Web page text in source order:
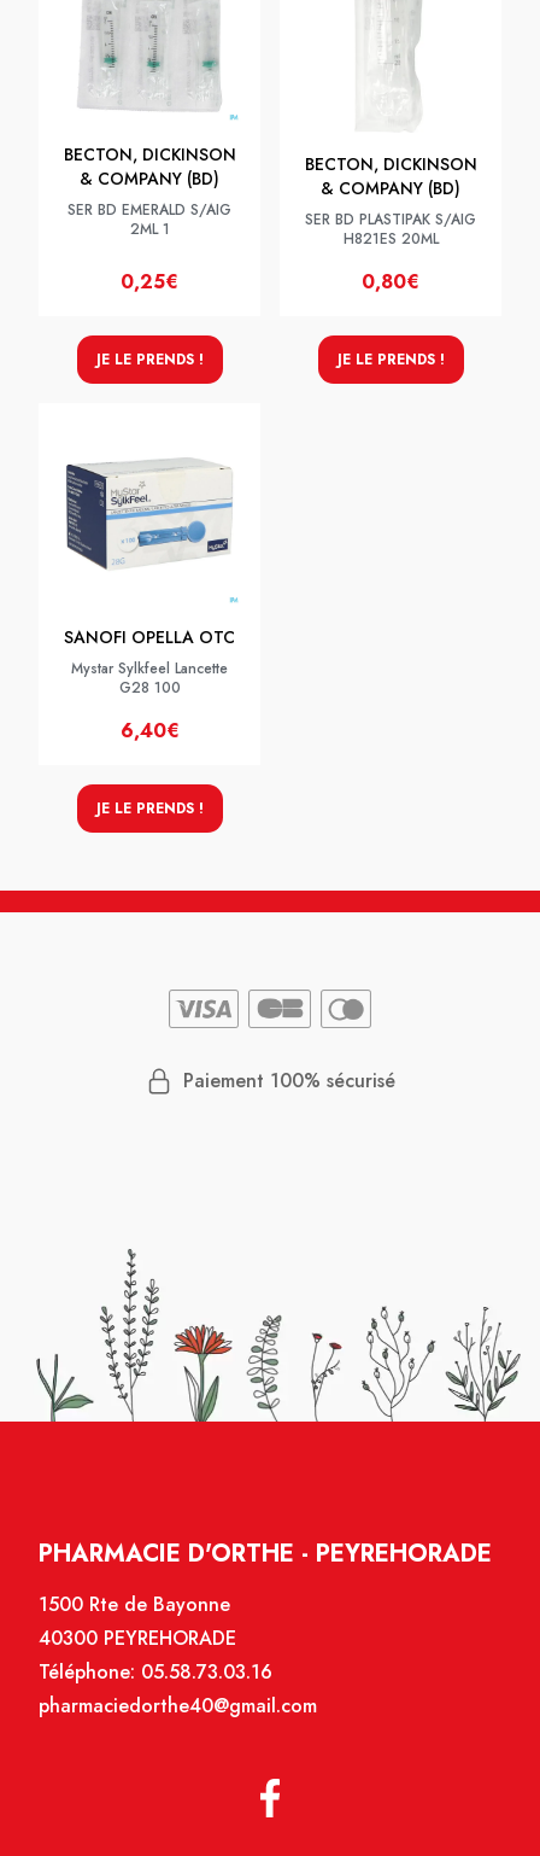
BECTON, DICKINSON
& COMPANY (BD)
SER BD EMERALD S/AIG
2ML 1
0,25€
JE LE PRENDS !
BECTON, DICKINSON
& COMPANY (BD)
SER BD PLASTIPAK S/AIG
H821ES 20ML
0,80€
JE LE PRENDS !
SANOFI OPELLA OTC
Mystar Sylkfeel Lancette
G28 100
6,40€
JE LE PRENDS !
Paiement 100% sécurisé
PHARMACIE D'ORTHE - PEYREHORADE
1500 Rte de Bayonne
40300 PEYREHORADE
Téléphone: 05.58.73.03.16
pharmaciedorthe40@gmail.com